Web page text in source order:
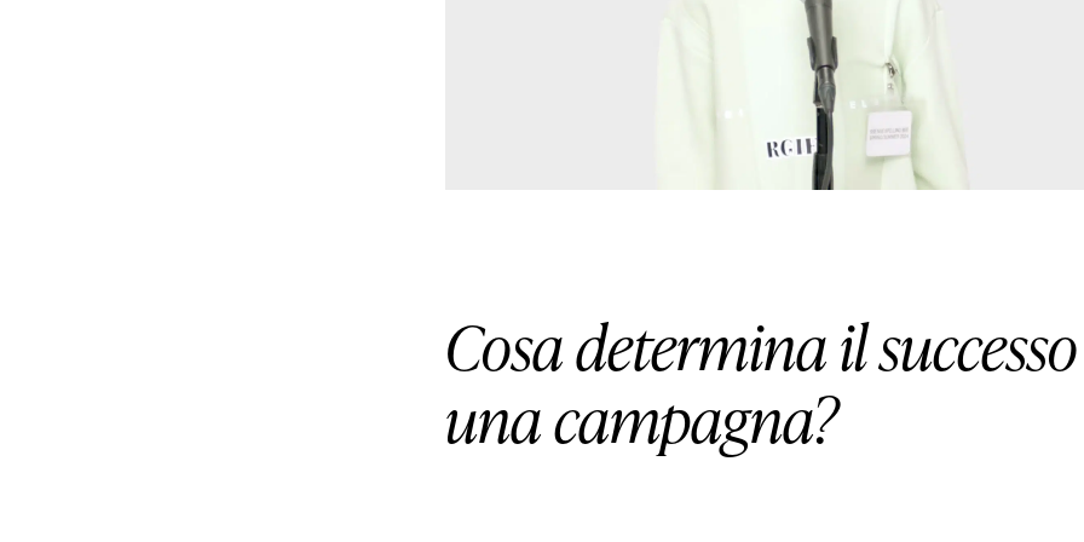
Cosa determina il
una campagna?